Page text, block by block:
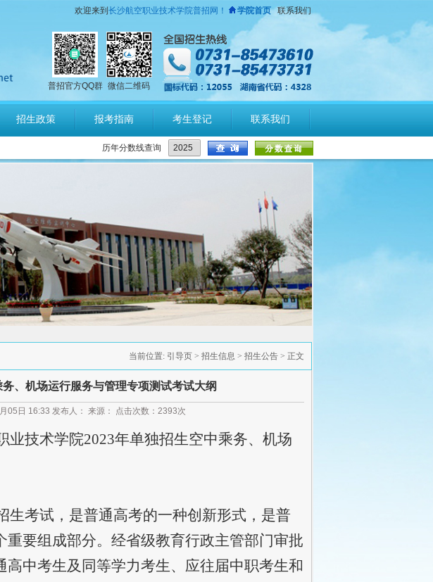
学院首页 联系我们
欢迎来到 长沙航空职业技术学院普招网！
普招官方QQ群 微信二维码
招生政策 报考指南 考生登记 联系我们
历年分数线查询
当前位置: 引导页> 招生信息 > 招生公告> 正文
、机场运行服务与管理专项测试考试大纲
05日 16:33 发布人： 来源： 点击次数： 2393次
业技术学院2023年单独招生空中乘务、机场
生考试，是普通高考的一种创新形式，是普
要组成部分。经省级教育行政主管部门审批
中考生及同等学力考生、应往届中职考生和